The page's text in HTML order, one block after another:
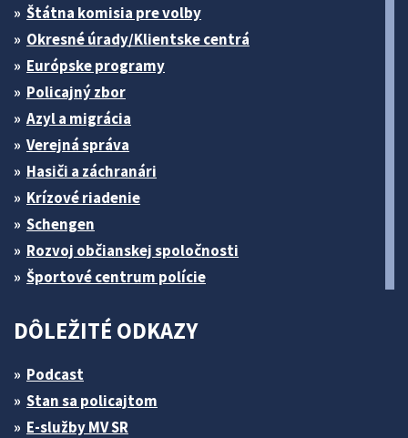
Štátna komisia pre volby
Okresné úrady/Klientske centrá
Európske programy
Policajný zbor
Azyl a migrácia
Verejná správa
Hasiči a záchranári
Krízové riadenie
Schengen
Rozvoj občianskej spoločnosti
Športové centrum polície
DÔLEŽITÉ ODKAZY
Podcast
Stan sa policajtom
E-služby MV SR